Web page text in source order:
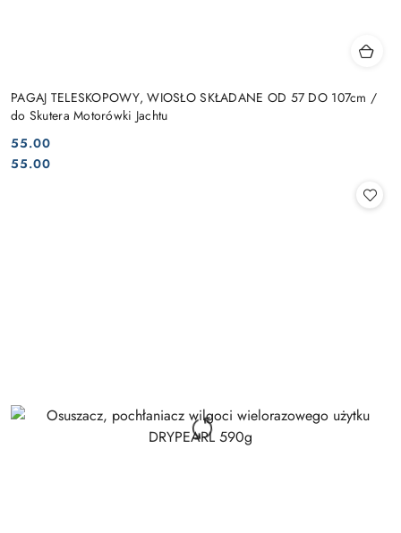
PAGAJ TELESKOPOWY, WIOSŁO SKŁADANE OD 57 DO 107cm /
do Skutera Motorówki Jachtu
Cena:
55.00
Cena:
55.00